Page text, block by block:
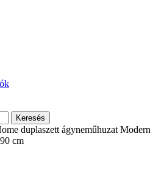
Keresés
duplaszett ágyneműhuzat Modern
cm